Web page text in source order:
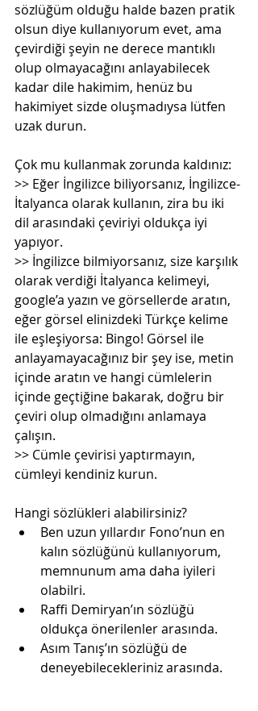
sözlüğüm olduğu halde bazen pratik
olsun diye kullanıyorum evet, ama
çevirdiği şeyin ne derece mantıklı
olup olmayacağını anlayabilecek
kadar dile hakimim, henüz bu
hakimiyet sizde oluşmadıysa lütfen
uzak durun.
Çok mu kullanmak zorunda kaldınız:
>> Eğer İngilizce biliyorsanız, İngilizce-
İtalyanca olarak kullanın, zira bu iki
dil arasındaki çeviriyi oldukça iyi
yapıyor.
>> İngilizce bilmiyorsanız, size karşılık
olarak verdiği İtalyanca kelimeyi,
google’a yazın ve görsellerde aratın,
eğer görsel elinizdeki Türkçe kelime
ile eşleşiyorsa: Bingo! Görsel ile
anlayamayacağınız bir şey ise, metin
içinde aratın ve hangi cümlelerin
içinde geçtiğine bakarak, doğru bir
çeviri olup olmadığını anlamaya
çalışın.
>> Cümle çevirisi yaptırmayın,
cümleyi kendiniz kurun.
Hangi sözlükleri alabilirsiniz?
Ben uzun yıllardır Fono’nun en
kalın sözlüğünü kullanıyorum,
memnunum ama daha iyileri
olabilri.
Raffi Demiryan’ın sözlüğü
oldukça önerilenler arasında.
Asım Tanış’ın sözlüğü de
deneyebilecekleriniz arasında.